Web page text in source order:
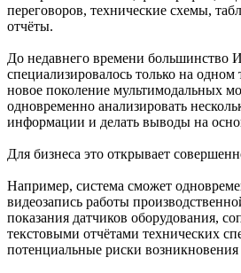
переговоров, технические схемы,
отчёты.
До недавнего времени большинство
специализировалось только на
новое поколение мультимодальных
одновременно анализировать
информации и делать выводы на
Для бизнеса это открывает
Например, система сможет
видеозапись работы
показания датчиков оборудования,
текстовыми отчётами технических
потенциальные риски возникновения